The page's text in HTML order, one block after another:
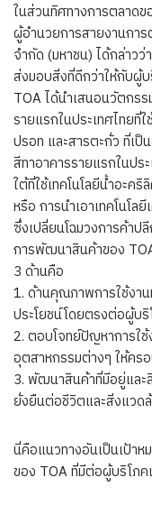
ในส่วนทิศทางการตลา
ผู้อำนวยการสายงานการ
จำกัด (มหาชน) ได้กล่าว
ส่งมอบสิ่งที่ดีกว่าให้กับผู้บ
TOA ได้นำเสนอนวัตกร
รายแรกในประเทศไทยที่
ปรอท และสารตะกั่ว ที่เ
สีทาอาคารรายแรกในปร
ใต้ที่ใช้เทคโนโลยีน้ำอะ
หรือ การนำเอาเทคโนโล
ซึ่งเปลี่ยนโฉมวงการค้าป
การพัฒนาสินค้าของ
3 ด้านคือ
1. ด้านคุณภาพการใช้งา
ประโยชน์โดยตรงต่อผู้บริ
2. ตอบโจทย์ปัญหาการใ
อุตสาหกรรมต่างๆ ให้คร
3. พัฒนาสินค้าที่มีอยู่และ
ยั่งยืนต่อชีวิตและสิ่งแวด
นี่คือแนวทางอันเป็นเป้า
ของ TOA ที่มีต่อผู้บริโภ